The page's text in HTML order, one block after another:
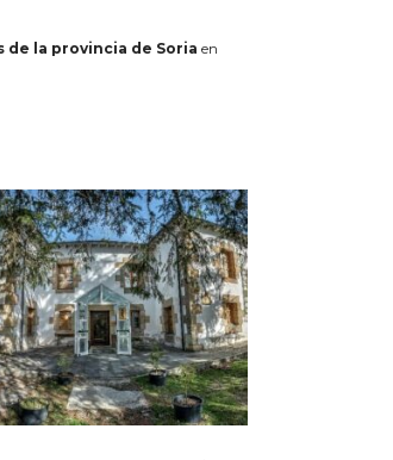
la provincia de Soria en